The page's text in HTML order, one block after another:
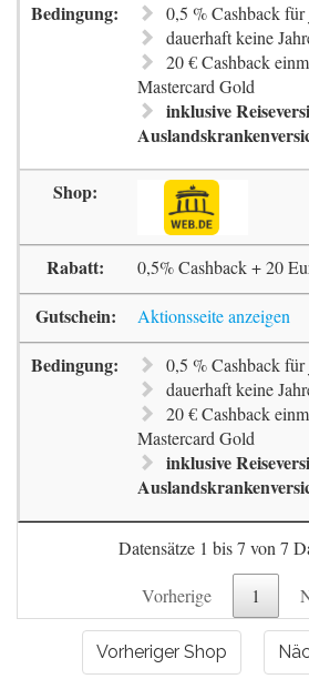
0,5 % Cashback
dauerhaft keine
20 € Cashback
Mastercard Gold
inklusive
0,5% Cashback + 20
Aktionsseite anzeigen
0,5 % Cashback
dauerhaft keine
20 € Cashback
Mastercard Gold
inklusive
Datensätze 1 bis 7 von 7
Vorherige 1
Vorheriger Shop